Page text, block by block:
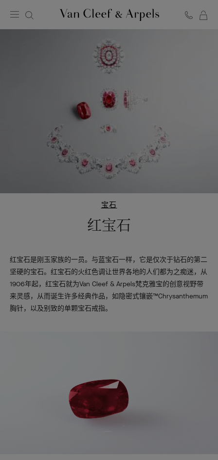
Van
&
Arpels
梵
雅
宝
页
宝石
红宝石
红宝石是刚玉家族的一员。与蓝宝石一样，它是仅次于钻石的第二
坚硬的宝石。红宝石的火红色调让世界各地的人们都为之痴迷，从
1906年起，红宝石就为Van Cleef & Arpels梵克雅宝的创意视野带
来灵感，从而诞生许多经典作品，如隐密式镶嵌™Chrysanthemum
胸针，以及别致的单颗宝石戒指。